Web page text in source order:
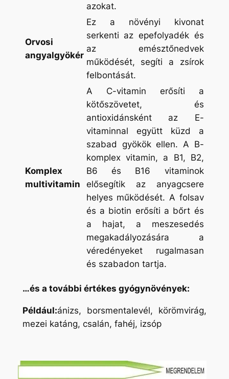
azokat.
Orvosi
angyalgyökér
Ez a növényi kivonat
serkenti az epefolyadék és
az emésztőnedvek
működését, segíti a zsírok
felbontását.
Komplex
multivitamin
A C-vitamin erősíti a
kötőszövetet, és
antioxidánsként az E-
vitaminnal együtt küzd a
szabad gyökök ellen. A B-
komplex vitamin, a B1, B2,
B6 és B16 vitaminok
elősegítik az anyagcsere
helyes működését. A folsav
és a biotin erősíti a bőrt és
a hajat, a meszesedés
megakadályozására a
véredényeket rugalmasan
és szabadon tartja.
…és a további értékes gyógynövények:
Például:ánizs, borsmentalevél, körömvirág,
mezei katáng, csalán, fahéj, izsóp